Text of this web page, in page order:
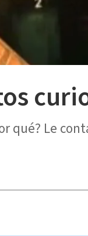
qué? Le